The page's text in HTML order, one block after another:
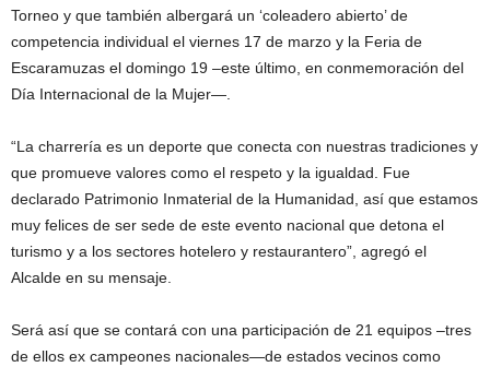
Torneo y que también albergará un ‘coleadero abierto’ de
competencia individual el viernes 17 de marzo y la Feria de
Escaramuzas el domingo 19 –este último, en conmemoración del
Día Internacional de la Mujer—.
“La charrería es un deporte que conecta con nuestras tradiciones y
que promueve valores como el respeto y la igualdad. Fue
declarado Patrimonio Inmaterial de la Humanidad, así que estamos
muy felices de ser sede de este evento nacional que detona el
turismo y a los sectores hotelero y restaurantero”, agregó el
Alcalde en su mensaje.
Será así que se contará con una participación de 21 equipos –tres
de ellos ex campeones nacionales—de estados vecinos como